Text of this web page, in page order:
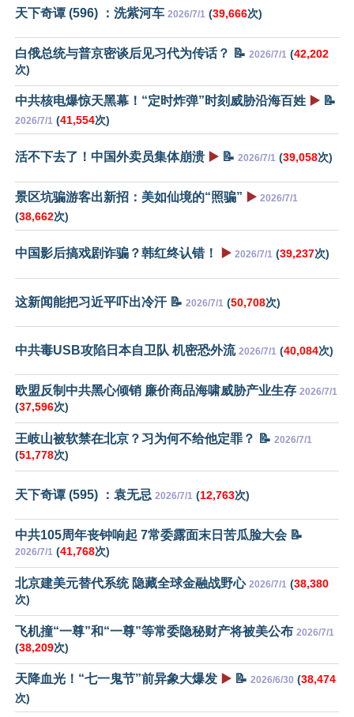
天下奇谭 (596) ：洗紫河车 2026/7/1 (39,666次)
白俄总统与普京密谈后见习代为传话？ 📝 2026/7/1 (42,202
次)
中共核电爆惊天黑幕！“定时炸弹”时刻威胁沿海百姓 ▶️ 📝
2026/7/1 (41,554次)
活不下去了！中国外卖员集体崩溃 ▶️ 📝 2026/7/1 (39,058次)
景区坑骗游客出新招：美如仙境的“照骗” ▶️ 2026/7/1
(38,662次)
中国影后搞戏剧诈骗？韩红终认错！ ▶️ 2026/7/1 (39,237次)
这新闻能把习近平吓出冷汗 📝 2026/7/1 (50,708次)
中共毒USB攻陷日本自卫队 机密恐外流 2026/7/1 (40,084次)
欧盟反制中共黑心倾销 廉价商品海啸威胁产业生存 2026/7/1
(37,596次)
王岐山被软禁在北京？习为何不给他定罪？ 📝 2026/7/1
(51,778次)
天下奇谭 (595) ：袁无忌 2026/7/1 (12,763次)
中共105周年丧钟响起 7常委露面末日苦瓜脸大会 📝
2026/7/1 (41,768次)
北京建美元替代系统 隐藏全球金融战野心 2026/7/1 (38,380
次)
飞机撞“一尊”和“一尊”等常委隐秘财产将被美公布 2026/7/1
(38,209次)
天降血光！“七一鬼节”前异象大爆发 ▶️ 📝 2026/6/30 (38,474
次)